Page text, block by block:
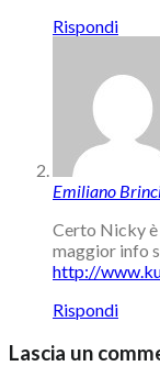
Rispondi
Emiliano
Certo Nicky
maggior info
http://
Rispondi
Lascia un